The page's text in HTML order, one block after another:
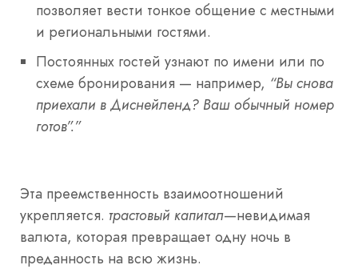
позволяет вести тонкое общение с местными
и региональными гостями.
Постоянных гостей узнают по имени или по
схеме бронирования — например, “Вы снова
приехали в Диснейленд? Ваш обычный номер
готов”.”
Эта преемственность взаимоотношений
укрепляется. трастовый капитал—невидимая
валюта, которая превращает одну ночь в
преданность на всю жизнь.